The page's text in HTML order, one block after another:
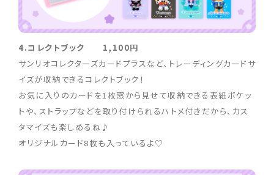
4.コレクトブック 1,100円
サンリオコレクターズカードプラスなど、トレーディングカードサ
イズが収納できるコレクトブック！
お気に入りのカードを1枚窓から見せて収納できる表紙ポケッ
トや、ストラップなどを取り付けられるハトメ付きだから、カス
タマイズも楽しめるね♪
オリジナルカード8枚も入っているよ♡